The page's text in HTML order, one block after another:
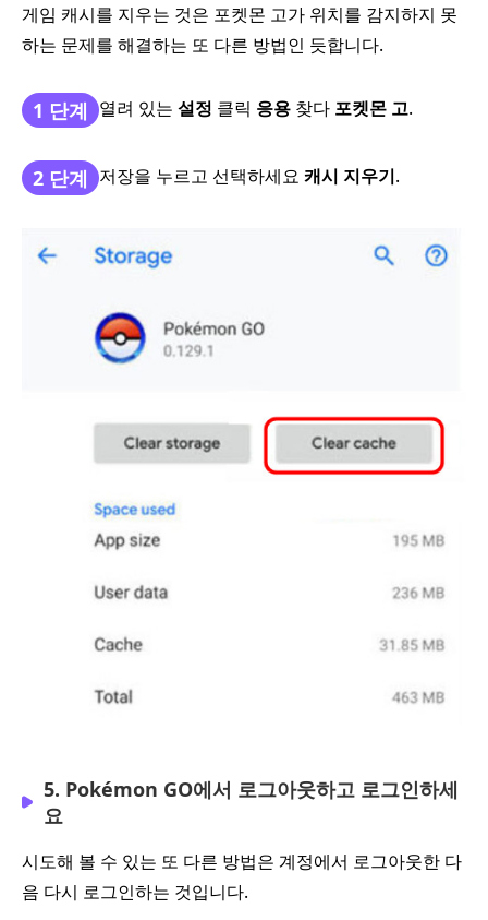
게임 캐시를 지우는 것은 포켓몬 고가 위치를 감지하지 못
하는 문제를 해결하는 또 다른 방법인 듯합니다.
1 단계 열려 있는 설정 클릭 응용 찾다 포켓몬 고.
2 단계 저장을 누르고 선택하세요 캐시 지우기.
5. Pokémon GO에서 로그아웃하고 로그인하세
요
시도해 볼 수 있는 또 다른 방법은 계정에서 로그아웃한 다
음 다시 로그인하는 것입니다.